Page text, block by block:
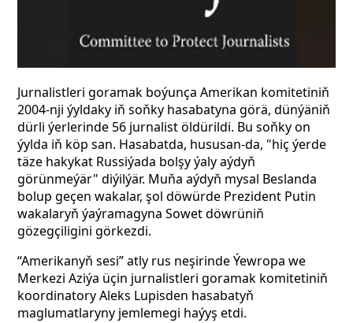
Jurnalistleri goramak boýunça Amerikan komitetiniň
2004-nji ýyldaky iň soňky hasabatyna görä, dünýäniň
dürli ýerlerinde 56 jurnalist öldürildi. Bu soňky on
ýylda iň köp san. Hasabatda, hususan-da, "hiç ýerde
täze hakykat Russiýada bolşy ýaly aýdyň
görünmeýär" diýilýär. Muňa aýdyň mysal Beslanda
bolup geçen wakalar, şol döwürde Prezident Putin
wakalaryň ýaýramagyna Sowet döwrüniň
gözegçiligini görkezdi.
“Amerikanyň sesi” atly rus neşirinde Ýewropa we
Merkezi Aziýa üçin jurnalistleri goramak komitetiniň
koordinatory Aleks Lupisden hasabatyň
maglumatlaryny jemlemegi haýyş etdi.